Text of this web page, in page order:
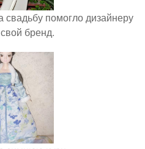
свадьбу помогло дизайнеру
бренд.